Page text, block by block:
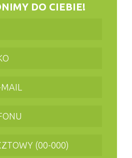
DO CIEBIE!